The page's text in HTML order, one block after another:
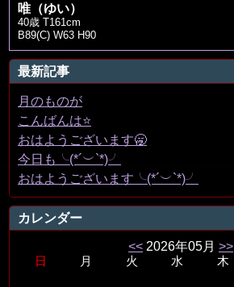
唯（ゆい）
40歳 T161cm
B89(C) W63 H90
最新記事
月のものが
こんばんは⭐️
おはようございます🥱
今日も╰(*´︶`*)╯
おはようございます╰(*´︶`*)╯
カレンダー
<< 2026年05月 >>
日 月 火 水 木